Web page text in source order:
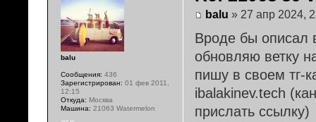
balu » 27 апр 2024,
Вроде бы описал
обновляю ветку
пишу в своем тг-
ibalakinev.tech
прислать ссылку)
balu
Сообщения: 436
Зарегистрирован: 01 фев 2011,
12:15
Откуда: Москва
Машина: 21063 Watermelon